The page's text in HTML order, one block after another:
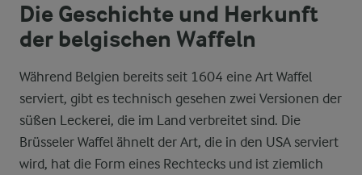
Die Geschichte und Herkunft
der belgischen Waffeln
Während Belgien bereits seit 1604 eine Art Waffel
serviert, gibt es technisch gesehen zwei Versionen der
süßen Leckerei, die im Land verbreitet sind. Die
Brüsseler Waffel ähnelt der Art, die in den USA serviert
wird, hat die Form eines Rechtecks und ist ziemlich